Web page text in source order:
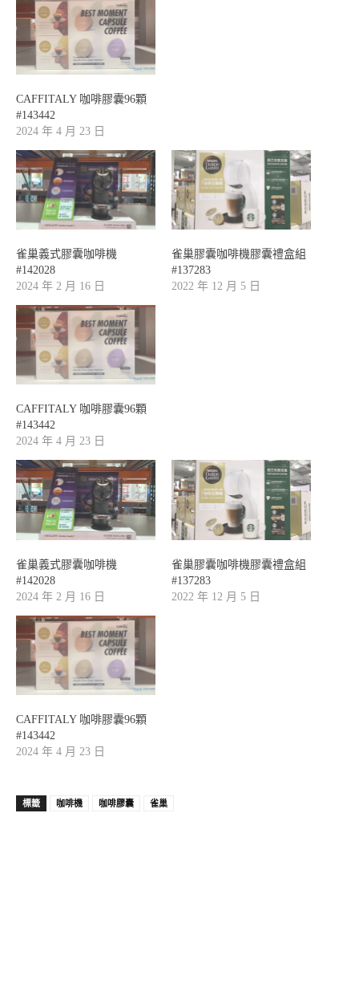
CAFFITALY 咖啡膠囊96顆
#143442
2024 年 4 月 23 日
雀巢義式膠囊咖啡機
#142028
2024 年 2 月 16 日
雀巢膠囊咖啡機膠囊禮盒組
#137283
2022 年 12 月 5 日
CAFFITALY 咖啡膠囊96顆
#143442
2024 年 4 月 23 日
雀巢義式膠囊咖啡機
#142028
2024 年 2 月 16 日
雀巢膠囊咖啡機膠囊禮盒組
#137283
2022 年 12 月 5 日
CAFFITALY 咖啡膠囊96顆
#143442
2024 年 4 月 23 日
標籤 咖啡機 咖啡膠囊 雀巢